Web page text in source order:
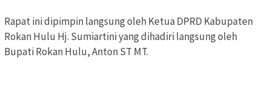
Rapat ini dipimpin langsung oleh Ketua DPRD Kabupaten
Rokan Hulu Hj. Sumiartini yang dihadiri langsung oleh
Bupati Rokan Hulu, Anton ST MT.